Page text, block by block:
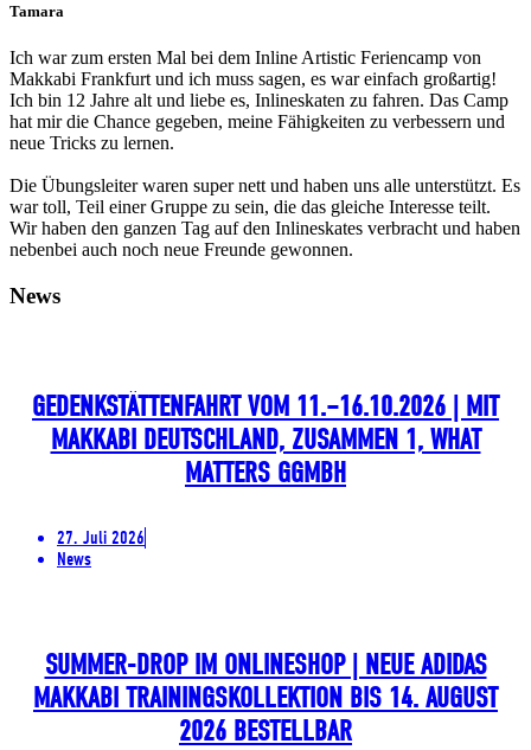
Tamara
Ich war zum ersten Mal bei dem Inline Artistic Feriencamp von
Makkabi Frankfurt und ich muss sagen, es war einfach großartig!
Ich bin 12 Jahre alt und liebe es, Inlineskaten zu fahren. Das Camp
hat mir die Chance gegeben, meine Fähigkeiten zu verbessern und
neue Tricks zu lernen.
Die Übungsleiter waren super nett und haben uns alle unterstützt. Es
war toll, Teil einer Gruppe zu sein, die das gleiche Interesse teilt.
Wir haben den ganzen Tag auf den Inlineskates verbracht und haben
nebenbei auch noch neue Freunde gewonnen.
News
GEDENKSTÄTTENFAHRT VOM 11.–16.10.2026 | MIT
MAKKABI DEUTSCHLAND, ZUSAMMEN 1, WHAT
MATTERS GGMBH
27. Juli 2026
News
SUMMER-DROP IM ONLINESHOP | NEUE ADIDAS
MAKKABI TRAININGSKOLLEKTION BIS 14. AUGUST
2026 BESTELLBAR